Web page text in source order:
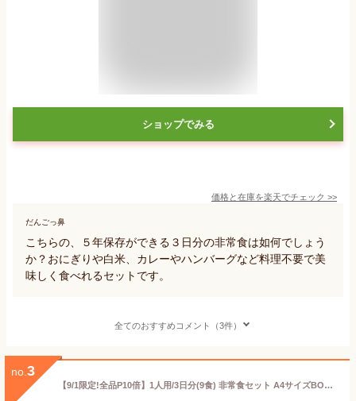
ショップでみる
価格と在庫を楽天でチェック >>
だんごっ鼻
こちらの、５年保存ができる３日分の非常食は如何でしょう
か？おにぎりや白米、カレーやハンバーグなど料理不要で美
味しく食べれるセットです。
全てのおすすめコメント（3件）
no. 3
【9/1限定!全品P10倍】1人用/3日分(9食) 非常食セット A4サイズBOX入 アルファ米 パンの缶詰 3日間生きのびる 防災食セット 防災 食品 尾西 携帯おにぎり サタケ 安心米 保存食セット 防災セット 防災グッズ 災害備蓄用パン 生命のパン 防災 ギフト